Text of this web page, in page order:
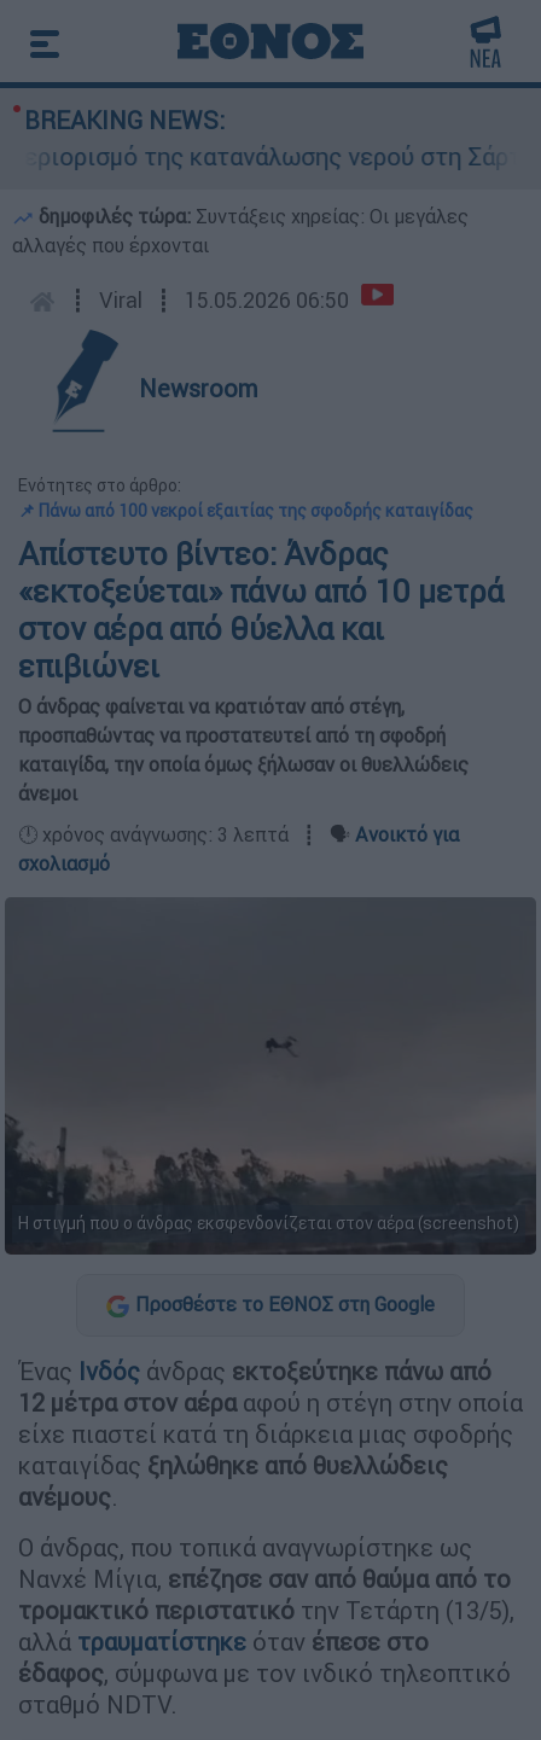
BREAKING NEWS:
της κατανάλωσης νερού στη Σάρτη
δημοφιλές τώρα: Συντάξεις χηρείας: Οι μεγάλες
αλλαγές που έρχονται
┋ Viral ┋ 15.05.2026 06:50
Newsroom
Ενότητες στο άρθρο:
📌 Πάνω από 100 νεκροί εξαιτίας της σφοδρής καταιγίδας
Απίστευτο βίντεο: Άνδρας
«εκτοξεύεται» πάνω από 10 μετρά
στον αέρα από θύελλα και
επιβιώνει
Ο άνδρας φαίνεται να κρατιόταν από στέγη,
προσπαθώντας να προστατευτεί από τη σφοδρή
καταιγίδα, την οποία όμως ξήλωσαν οι θυελλώδεις
άνεμοι
🕛 χρόνος ανάγνωσης: 3 λεπτά ┋ 🗣️ Ανοικτό για
σχολιασμό
Η στιγμή που ο άνδρας εκσφενδονίζεται στον αέρα (screenshot)
Προσθέστε το ΕΘΝΟΣ στη Google
Ένας Ινδός άνδρας εκτοξεύτηκε πάνω από
12 μέτρα στον αέρααφού η στέγη στην οποία
είχε πιαστεί κατά τη διάρκεια μιας σφοδρής
καταιγίδας ξηλώθηκε από θυελλώδεις
ανέμους.
Ο άνδρας, που τοπικά αναγνωρίστηκε ως
Νανχέ Μίγια, επέζησε σαν από θαύμα από το
τρομακτικό περιστατικό την Τετάρτη (13/5),
αλλά τραυματίστηκε όταν έπεσε στο
έδαφος, σύμφωνα με τον ινδικό τηλεοπτικό
σταθμό NDTV.